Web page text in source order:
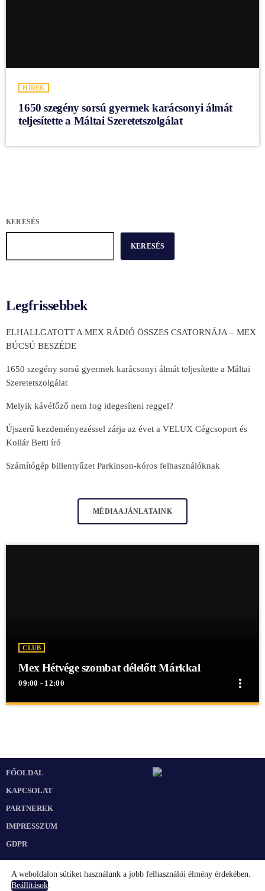
HÍREK
1650 szegény sorsú gyermek karácsonyi álmát
teljesítette a Máltai Szeretetszolgálat
KERESÉS
KERESÉS
Legfrissebbek
ELHALLGATOTT A MEX RÁDIÓ ÖSSZES CSATORNÁJA – MEX
BÚCSÚ BESZÉDE
1650 szegény sorsú gyermek karácsonyi álmát teljesítette a Máltai
Szeretetszolgálat
Melyik kávéfőző nem fog idegesíteni reggel?
Újszerű kezdeményezéssel zárja az évet a VELUX Cégcsoport és
Kollár Betti író
Számítógép billentyűzet Parkinson-kóros felhasználóknak
MÉDIAAJÁNLATAINK
CLUB
Mex Hétvége szombat délelőtt Márkkal
09:00 - 12:00 more_vert
Mex Hétvége szombat délelőtt Márkkal
FŐOLDAL
KAPCSOLAT
PARTNEREK
IMPRESSZUM
GDPR
A weboldalon sütiket használunk a jobb felhasználói élmény érdekében.
Beállítások.